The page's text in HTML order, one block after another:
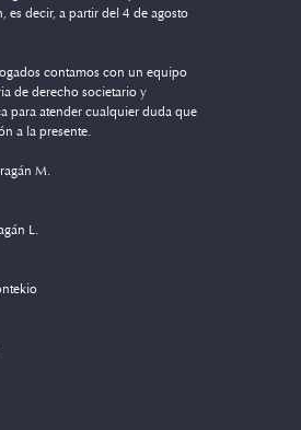
es decir, a partir del 4 de agosto
contamos con un equipo
de derecho societario y
para atender cualquier duda que
a la presente.
M.
L.